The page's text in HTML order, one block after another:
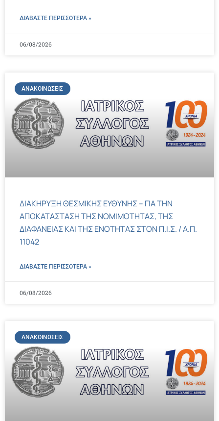
ΔΙΑΒΑΣΤΕ ΠΕΡΙΣΣΌΤΕΡΑ »
06/08/2026
ΑΝΑΚΟΙΝΏΣΕΙΣ
ΔΙΑΚΗΡΥΞΗ ΘΕΣΜΙΚΗΣ ΕΥΘΥΝΗΣ – ΓΙΑ ΤΗΝ
ΑΠΟΚΑΤΑΣΤΑΣΗ ΤΗΣ ΝΟΜΙΜΟΤΗΤΑΣ, ΤΗΣ
ΔΙΑΦΑΝΕΙΑΣ ΚΑΙ ΤΗΣ ΕΝΟΤΗΤΑΣ ΣΤΟΝ Π.Ι.Σ. / Α.Π.
11042
ΔΙΑΒΑΣΤΕ ΠΕΡΙΣΣΌΤΕΡΑ »
06/08/2026
ΑΝΑΚΟΙΝΏΣΕΙΣ